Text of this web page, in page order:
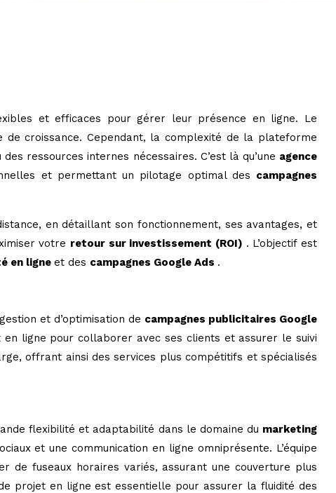
et efficaces pour gérer leur présence en ligne. Le
croissance. Cependant, la complexité de la plateforme
ressources internes nécessaires. C’est là qu’une agence
et permettant un pilotage optimal des campagnes
en détaillant son fonctionnement, ses avantages, et
votre retour sur investissement (ROI) . L’objectif est
en ligne et des campagnes Google Ads .
et d’optimisation de campagnes publicitaires Google
en ligne pour collaborer avec ses clients et assurer le suivi
offrant ainsi des services plus compétitifs et spécialisés
flexibilité et adaptabilité dans le domaine du marketing
et une communication en ligne omniprésente. L’équipe
fuseaux horaires variés, assurant une couverture plus
projet en ligne est essentielle pour assurer la fluidité des